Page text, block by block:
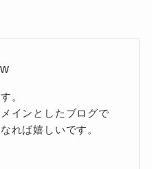
。
インとしたブログで
れば嬉しいです。